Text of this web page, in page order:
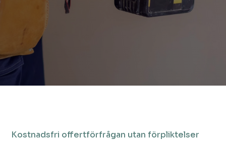
Kostnadsfri offertförfrågan utan förpliktelser